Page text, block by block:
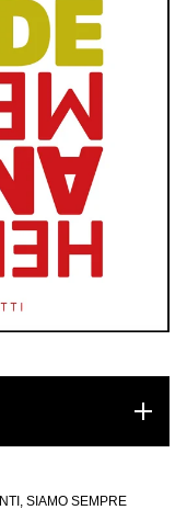
SIAMO SEMPRE